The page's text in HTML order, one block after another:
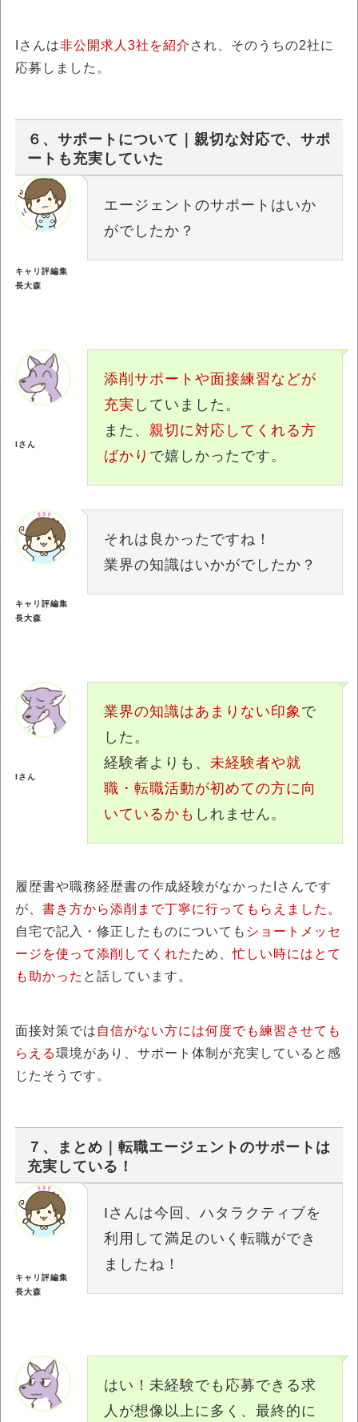
Iさんは非公開求人3社を紹介 され、そのうちの2社に
応募しました。
６、サポートについて｜親切な対応で、サポ
ートも充実していた
キャリ評編集
長大森
エージェントのサポートはいか
がでしたか？
添削サポートや面接練習などが
充実 していました。
また、 親切に対応してくれる方
ばかり で嬉しかったです。
Iさん
キャリ評編集
長大森
それは良かったですね！
業界の知識はいかがでしたか？
業界の知識はあまりない印象 で
した。
経験者よりも、 未経験者や就
職・転職活動が初めての方に向
いているかも しれません。
Iさん
履歴書や職務経歴書の作成経験がなかったIさんです
が、 書き方から添削まで丁寧に行ってもらえました 。
自宅で記入・修正したものについても ショートメッセ
ージを使って添削してくれた ため、忙しい時にはとて
も助かった と話しています。
面接対策では 自信がない方には何度でも練習させても
らえる環境があり、サポート体制が充実していると感
じたそうです。
７、まとめ｜転職エージェントのサポートは
充実している！
キャリ評編集
長大森
Iさんは今回、ハタラクティブを
利用して満足のいく転職ができ
ましたね！
はい！未経験でも応募できる求
人が想像以上に多く、最終的に